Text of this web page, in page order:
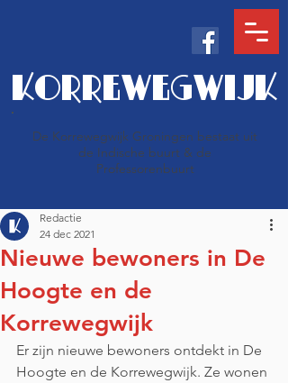
KORREWEGWIJK
De Korrewegwijk Groningen bestaat uit
de Indische buurt & de
Professorenbuurt
Nieuwe bewoners in De
Hoogte en de
Korrewegwijk
Redactie
24 dec 2021
Er zijn nieuwe bewoners ontdekt in De
Hoogte en de Korrewegwijk. Ze wonen